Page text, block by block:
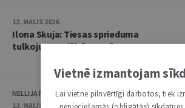
12. MAIJS 2026
Ilona Skuja: Tiesas sprieduma
tulkojumam jābūt precīzam
NELLIJA PAŅKIVA, VINETA BEI
12. MAIJS 2026
Vietnē izmantojam
Lai vietne pilnvērtīgi darbotos, tiek